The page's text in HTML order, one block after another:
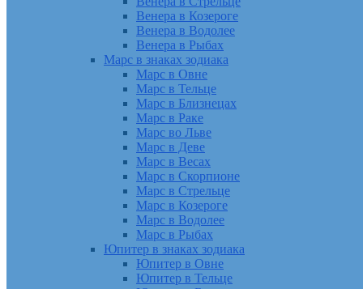
Венера в Козероге
Венера в Водолее
Венера в Рыбах
Марс в знаках зодиака
Марс в Овне
Марс в Тельце
Марс в Близнецах
Марс в Раке
Марс во Льве
Марс в Деве
Марс в Весах
Марс в Скорпионе
Марс в Стрельце
Марс в Козероге
Марс в Водолее
Марс в Рыбах
Юпитер в знаках зодиака
Юпитер в Овне
Юпитер в Тельце